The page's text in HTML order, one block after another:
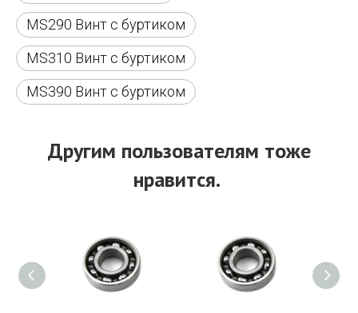
MS290 Винт с буртиком
MS310 Винт с буртиком
MS390 Винт с буртиком
Другим пользователям тоже
нравится.